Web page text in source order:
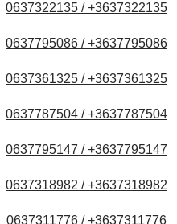
0637322135 / +3637322135
0637795086 / +3637795086
0637361325 / +3637361325
0637787504 / +3637787504
0637795147 / +3637795147
0637318982 / +3637318982
0637311776 / +3637311776